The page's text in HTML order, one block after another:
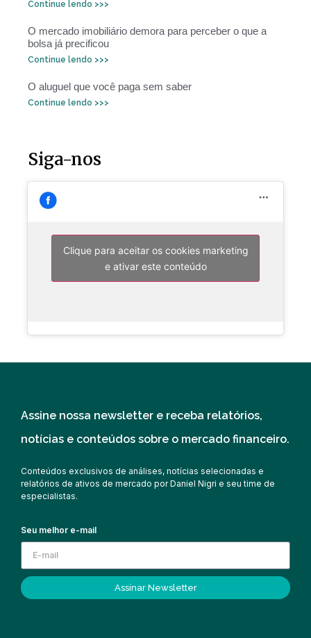
Continue lendo >>>
O mercado imobiliário demora para perceber o que a
bolsa já precificou
Continue lendo >>>
O aluguel que você paga sem saber
Continue lendo >>>
Siga-nos
Clique para aceitar os cookies marketing
e ativar este conteúdo
Assine nossa newsletter e receba relatórios,
notícias e conteúdos sobre o mercado financeiro.
Conteúdos exclusivos de análises, notícias selecionadas e
relatórios de ativos de mercado por Daniel Nigri e seu time de
especialistas.
Seu melhor e-mail
Assinar Newsletter